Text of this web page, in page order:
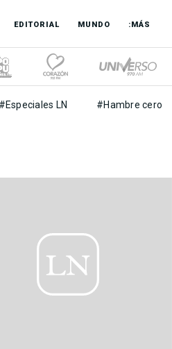
EDITORIAL MUNDO :MÁS
#Especiales LN #Hambre cero